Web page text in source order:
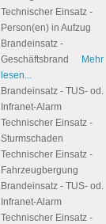
Technischer Einsatz -
Person(en) in Aufzug
Brandeinsatz -
Geschäftsbrand
Mehr
lesen...
Brandeinsatz - TUS- od.
Infranet-Alarm
Technischer Einsatz -
Sturmschaden
Technischer Einsatz -
Fahrzeugbergung
Brandeinsatz - TUS- od.
Infranet-Alarm
Technischer Einsatz -